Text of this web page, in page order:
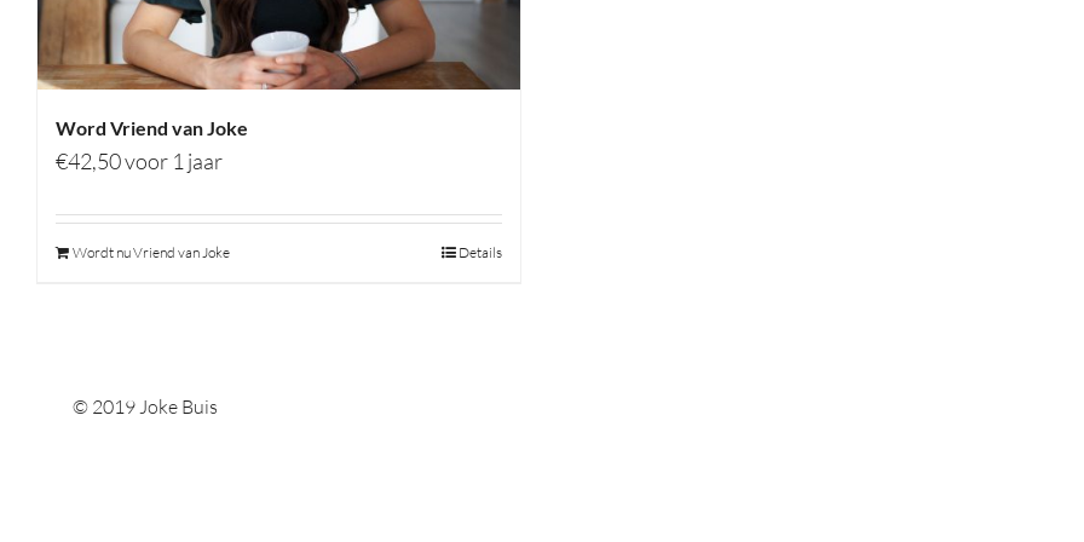
Word Vriend van Joke
€42,50voor 1 jaar
Wordt nu Vriend van Joke Details
© 2019 Joke Buis